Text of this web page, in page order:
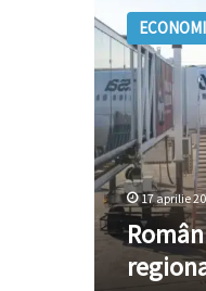
poate
deveni
furnizor
regional
în
criza
kerosenului
din
UE
17 aprilie